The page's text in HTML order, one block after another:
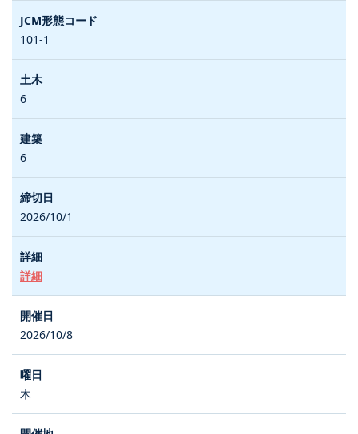
101-1
6
6
2026/10/1
詳細
2026/10/8
木